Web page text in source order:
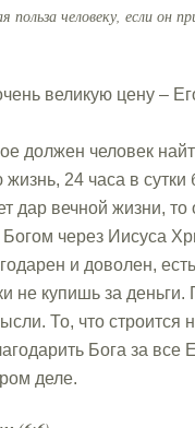
человеку, если он
великую цену –
должен человек
24 часа в сутки
дар вечной жизни,
через Иисуса
и доволен,
купишь за
То, что строится
Бога за
деле.